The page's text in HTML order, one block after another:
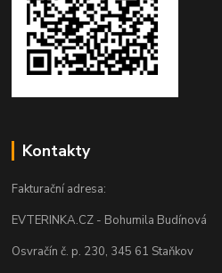
Kontakty
Fakturační adresa:
EVTERINKA.CZ - Bohumila Budínová
Osvračín č. p. 230, 345 61 Staňkov